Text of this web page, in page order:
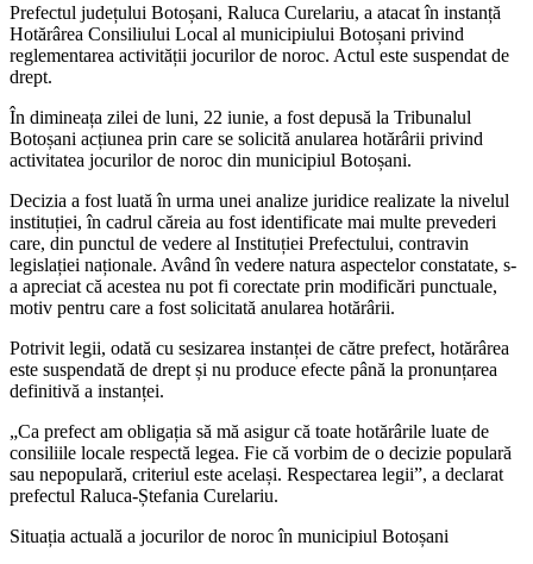
Prefectul județului Botoșani, Raluca Curelariu, a atacat în instanță
Hotărârea Consiliului Local al municipiului Botoșani privind
reglementarea activității jocurilor de noroc. Actul este suspendat de
drept.
În dimineața zilei de luni, 22 iunie, a fost depusă la Tribunalul
Botoșani acțiunea prin care se solicită anularea hotărârii privind
activitatea jocurilor de noroc din municipiul Botoșani.
Decizia a fost luată în urma unei analize juridice realizate la nivelul
instituției, în cadrul căreia au fost identificate mai multe prevederi
care, din punctul de vedere al Instituției Prefectului, contravin
legislației naționale. Având în vedere natura aspectelor constatate, s-
a apreciat că acestea nu pot fi corectate prin modificări punctuale,
motiv pentru care a fost solicitată anularea hotărârii.
Potrivit legii, odată cu sesizarea instanței de către prefect, hotărârea
este suspendată de drept și nu produce efecte până la pronunțarea
definitivă a instanței.
„Ca prefect am obligația să mă asigur că toate hotărârile luate de
consiliile locale respectă legea. Fie că vorbim de o decizie populară
sau nepopulară, criteriul este același. Respectarea legii”, a declarat
prefectul Raluca-Ștefania Curelariu.
Situația actuală a jocurilor de noroc în municipiul Botoșani